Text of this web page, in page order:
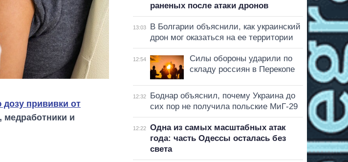
дозу прививки от
медработники и
раненых после атаки дронов
13:03
В Болгарии объяснили, как украинский
дрон мог оказаться на ее территории
12:54
Силы обороны ударили по
складу россиян в Перекопе
12:32
Боднар объяснил, почему Украина до
сих пор не получила польские МиГ-29
12:22
Одна из самых масштабных атак
года: часть Одессы осталась без
света